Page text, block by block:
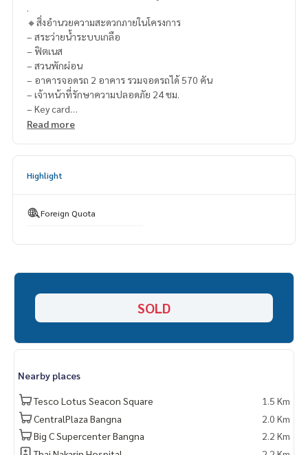
.
🔸สิ่งอำนวยความสะดวกภายในโครงการ
– สระว่ายน้ำระบบเกลือ
– ฟิตเนส
– สวนพักผ่อน
– อาคารจอดรถ 2 อาคาร รวมจอดรถได้ 570 คัน
– เจ้าหน้าที่รักษาความปลอดภัย 24 ชม.
– Key card
– CCTV
- แม็คโคร
- บิ๊กซี บางนา
อยากดูคอนโด ต้องที่
Read more
Highlight
Foreign Quota
SOLD
Nearby places
Tesco Lotus Seacon Square
1.5 Km
CentralPlaza Bangna
2.0 Km
Big C Supercenter Bangna
2.2 Km